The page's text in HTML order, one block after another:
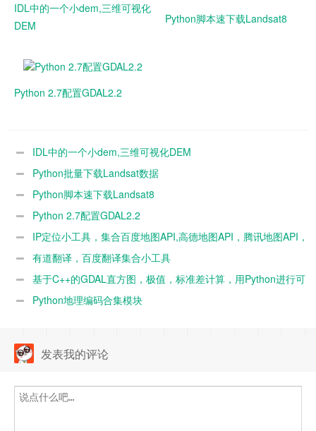
IDL中的一个小dem,三维可视化
DEM
Python脚本速下载Landsat8
Python 2.7配置GDAL2.2
IDL中的一个小dem,三维可视化DEM
Python批量下载Landsat数据
Python脚本速下载Landsat8
Python 2.7配置GDAL2.2
IP定位小工具，集合百度地图API,高德地图API，腾讯地图API，
IP138的数据库
有道翻译，百度翻译集合小工具
基于C++的GDAL直方图，极值，标准差计算，用Python进行可
视化Python地理编码合集模块
发表我的评论